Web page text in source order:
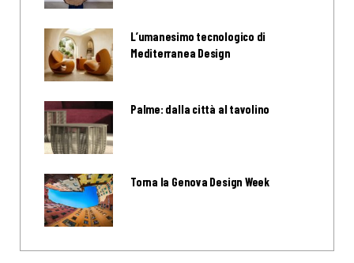
L’umanesimo tecnologico di
Mediterranea Design
Palme: dalla città al tavolino
Torna la Genova Design Week